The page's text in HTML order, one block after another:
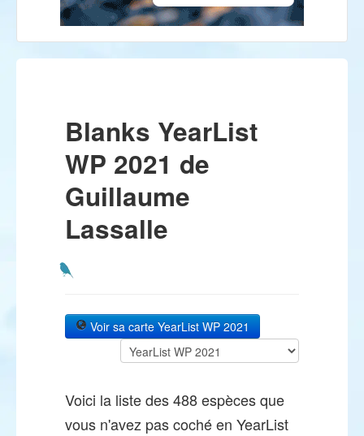
Blanks YearList
WP 2021 de
Guillaume
Lassalle
Voir sa carte YearList WP 2021
Voici la liste des 488 espèces que
vous n'avez pas coché en YearList